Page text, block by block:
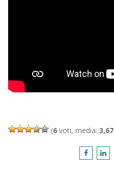
(6 voti, media: 3,67